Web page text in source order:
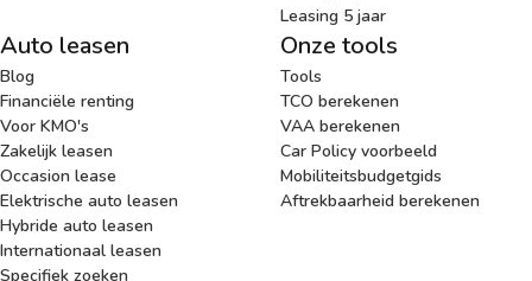
Leasing 5 jaar
Auto leasen
Blog
Financiële renting
Voor KMO's
Zakelijk leasen
Occasion lease
Elektrische auto leasen
Hybride auto leasen
Internationaal leasen
Specifiek zoeken
Onze tools
Tools
TCO berekenen
VAA berekenen
Car Policy voorbeeld
Mobiliteitsbudgetgids
Aftrekbaarheid berekenen